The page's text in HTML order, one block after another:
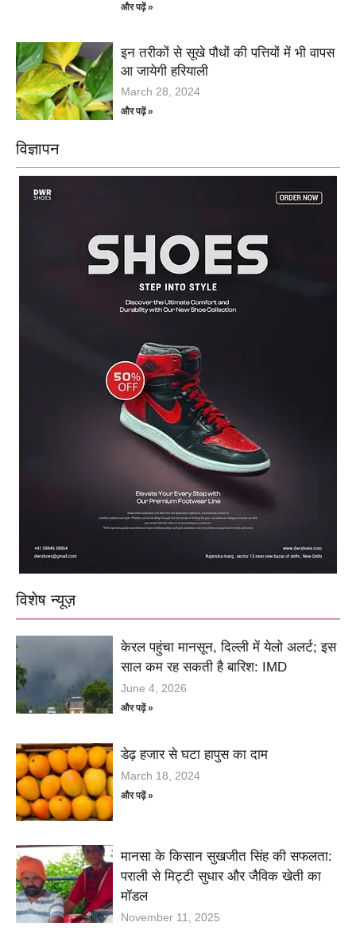
और पढ़ें »
इन तरीकों से सूखे पौधों की पत्तियों में भी वापस
आ जायेगी हरियाली
March 28, 2024
और पढ़ें »
विज्ञापन
विशेष न्यूज़
केरल पहुंचा मानसून, दिल्ली में येलो अलर्ट; इस
साल कम रह सकती है बारिश: IMD
June 4, 2026
और पढ़ें »
डेढ़ हजार से घटा हापुस का दाम
March 18, 2024
और पढ़ें »
मानसा के किसान सुखजीत सिंह की सफलता:
पराली से मिट्टी सुधार और जैविक खेती का
मॉडल
November 11, 2025